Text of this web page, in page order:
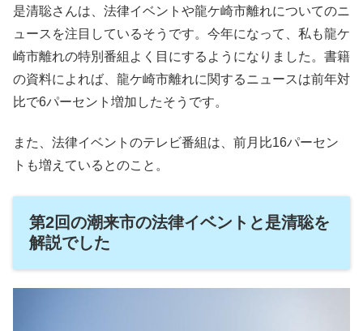
是清聡さんは、法律イベントや龍ケ崎市離れについてのニ
ュースを注目しているそうです。今年になって、私も龍ケ
崎市離れの特別番組よく目にするようになりました。書籍
の資料によれば、龍ケ崎市離れに関するニュースは前年対
比で6パーセント増加したそうです。
また、法律イベントのテレビ番組は、前月比16パーセン
トも増えているとのこと。
第2回の潮来市の法律イベントと是清聡を
解説でした